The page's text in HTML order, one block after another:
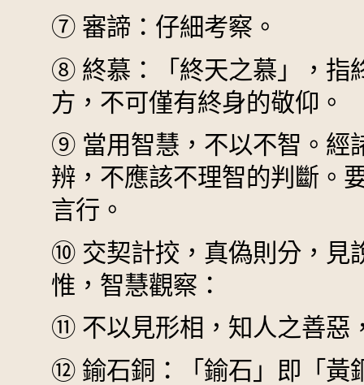
⑦ 審諦：仔細考察。
⑧ 終慕：「終天之慕」，指
方，不可僅有終身的敬仰。
⑨ 當用智慧，不以不智。經
辨，不應該不理智的判斷。
言行。
⑩ 交契計挍，真偽則分，見
惟，智慧觀察：
⑪ 不以見形相，知人之善惡
⑫ 鍮石銅：「鍮石」即「黃